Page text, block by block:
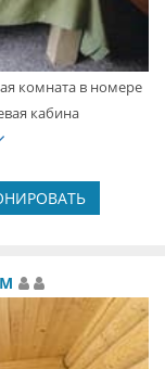
комната в номере
кабина